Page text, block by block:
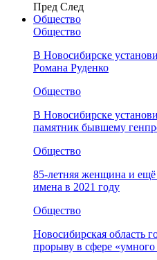
Пред След
Общество
Общество
В Новосибирске
Романа Руденко
Общество
В Новосибирске
памятник бывшему
Общество
85-летняя женщина и
имена в 2021 году
Общество
Новосибирская область
прорыву в сфере